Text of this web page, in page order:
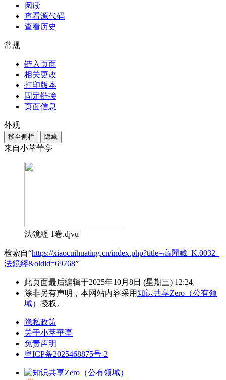
阅读
查看源代码
查看历史
常规
链入页面
相关更改
打印版本
固定链接
页面信息
外观
移至侧栏 隐藏
来自小萃華亭
法鏡經 1卷.djvu
检索自“https://xiaocuihuating.cn/index.php?title=高麗藏_K.0032_
法鏡經&oldid=69768”
此页面最后编辑于2025年10月8日 (星期三) 12:24。
除非另有声明，本网站内容采用知识共享Zero（公有领
域） 授权。
隐私政策
关于小萃華亭
免责声明
粤ICP备2025468875号-2